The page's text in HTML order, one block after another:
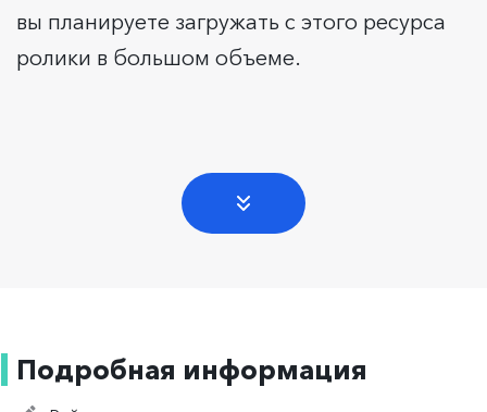
вы планируете загружать с этого ресурса
ролики в большом объеме.
Подробная информация